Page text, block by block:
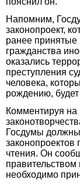
Напомним,
законопроект,
ранее
гражданства
оказались
преступления
человека,
рождению,
Комментируя
Госдумы
законопроектов
чтения. Он
необходимо